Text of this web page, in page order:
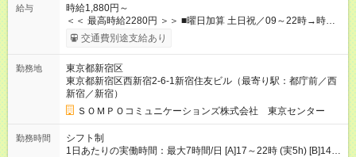
給与
時給1,880円～
＜＜ 最高時給2280円 ＞＞ ■曜日加算 土日祝／09～22時→時給
＋400円 ■時間加算 月曜／09～12時→時給＋200円 月曜／17～
22時→時給＋200円 金曜／17～22時→時給＋400円 ■導入研
━━━━━━━━━━━━━━━ ■月収例 ◎ロングシフト（週3日×実7h） [1]
金曜日収：15160円×4日＝60640円 [2]土曜日収：15960円×5日
＝79800円 [3]日曜日収：15960円×5日＝79800円 [1]＋[2]＋[3]＝
月収22万240円 ◎ショートシフト（週3日×実5h） [1]月曜日収：
10400円×4日＝41600円 [2]金曜日収：11400円×4日＝45600円
[3]土曜日収：11400円×5日＝57000円 [1]＋[2]＋[3]＝月収14万
4200円 【試用期間】試用期間あり 試用期間の長さ：3ヶ月 ※ 雇
交通費別途支給あり
勤務地
東京都新宿区
東京都新宿区西新宿2-6-1新宿住友ビル（最寄り駅：都庁前／西
新宿／新宿）
ＳＯＭＰＯコミュニケーションズ株式会社 東京センター
勤務時間
シフト制
1日あたりの実働時間：最大7時間/日 [A]17～22時 (実5h) [B]14～